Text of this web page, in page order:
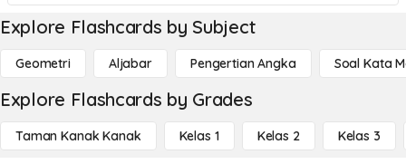
Explore Flashcards by Subject
Geometri Aljabar Pengertian Angka Soal Kata
Explore Flashcards by Grades
Taman Kanak Kanak Kelas 1 Kelas 2 Kelas 3